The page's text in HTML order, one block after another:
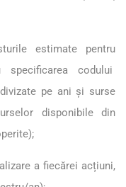
estimate pentru
specificarea codului
pe ani și surse
disponibile din
a fiecărei acțiuni,